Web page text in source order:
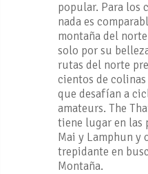
popular. Para los
nada es
montaña del
solo por su
rutas del norte
cientos de
que desafían a
amateurs. The
tiene lugar en las
Mai y Lamphun y
trepidante en
Montaña.